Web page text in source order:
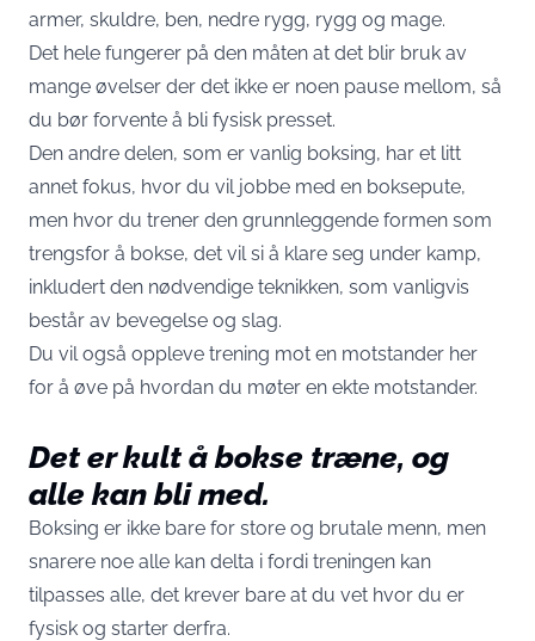
armer, skuldre, ben, nedre rygg, rygg og mage.
Det hele fungerer på den måten at det blir bruk av
mange øvelser der det ikke er noen pause mellom, så
du bør forvente å bli fysisk presset.
Den andre delen, som er vanlig boksing, har et litt
annet fokus, hvor du vil jobbe med en boksepute,
men hvor du trener den grunnleggende formen som
trengsfor å bokse, det vil si å klare seg under kamp,
inkludert den nødvendige teknikken, som vanligvis
består av bevegelse og slag.
Du vil også oppleve trening mot en motstander her
for å øve på hvordan du møter en ekte motstander.
Det er kult å bokse træne, og
alle kan bli med.
Boksing er ikke bare for store og brutale menn, men
snarere noe alle kan delta i fordi treningen kan
tilpasses alle, det krever bare at du vet hvor du er
fysisk og starter derfra.